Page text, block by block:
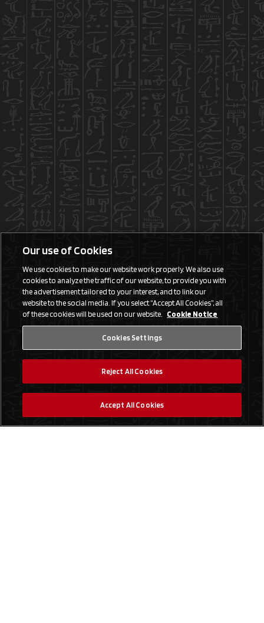
Our use of Cookies
We use cookies to make our website work properly. We also use
cookies to analyze the traffic of our website, to provide you with
the advertisement tailored to your interest, and to link our
website to the social media. If you select “Accept All Cookies”, all
of these cookies will be used on our website. Cookie Notice
Cookies Settings
Reject All Cookies
Accept All Cookies